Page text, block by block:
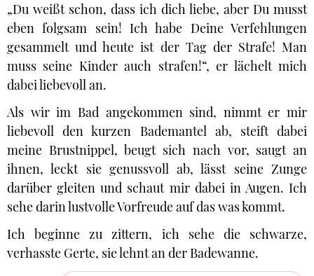
„Du weißt schon, dass ich dich liebe, aber Du musst
eben folgsam sein! Ich habe Deine Verfehlungen
gesammelt und heute ist der Tag der Strafe! Man
muss seine Kinder auch strafen!“, er lächelt mich
dabei liebevoll an.
Als wir im Bad angekommen sind, nimmt er mir
liebevoll den kurzen Bademantel ab, steift dabei
meine Brustnippel, beugt sich nach vor, saugt an
ihnen, leckt sie genussvoll ab, lässt seine Zunge
darüber gleiten und schaut mir dabei in Augen. Ich
sehe darin lustvolle Vorfreude auf das was kommt.
Ich beginne zu zittern, ich sehe die schwarze,
verhasste Gerte, sie lehnt an der Badewanne.